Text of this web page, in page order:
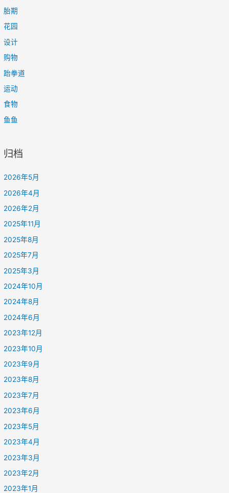
胎期
花园
设计
购物
跆拳道
运动
食物
鱼鱼
归档
2026年5月
2026年4月
2026年2月
2025年11月
2025年8月
2025年7月
2025年3月
2024年10月
2024年8月
2024年6月
2023年12月
2023年10月
2023年9月
2023年8月
2023年7月
2023年6月
2023年5月
2023年4月
2023年3月
2023年2月
2023年1月